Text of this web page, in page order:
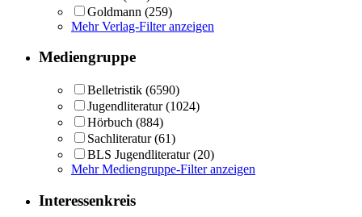
Goldmann (259)
Mehr Verlag-Filter anzeigen
Mediengruppe
Belletristik (6590)
Jugendliteratur (1024)
Hörbuch (884)
Sachliteratur (61)
BLS Jugendliteratur (20)
Mehr Mediengruppe-Filter anzeigen
Interessenkreis